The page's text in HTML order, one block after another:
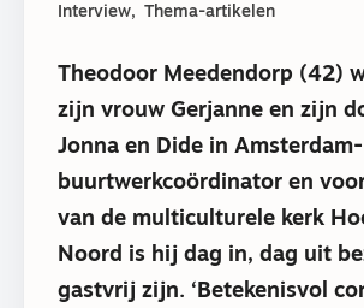
Interview Thema-artikelen
Theodoor Meedendorp (42)
zijn vrouw Gerjanne en zijn
Jonna en Dide in
buurtwerkcoördinator en
van de multiculturele kerk
Noord is hij dag in, dag uit
gastvrij zijn. ‘Betekenisvol